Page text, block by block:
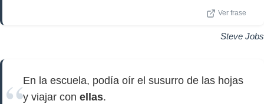
Ver frase
Steve Jobs
En la escuela, podía oír el susurro de las hojas
y viajar con ellas.